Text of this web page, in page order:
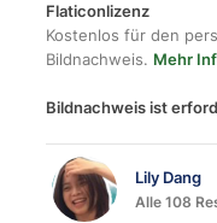
Flaticonlizenz
Kostenlos für den
Bildnachweis. Mehr
Bildnachweis ist
Lily Dang
Alle 108